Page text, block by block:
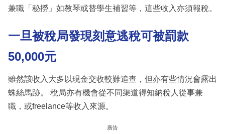
兼職「秘撈」如教琴或替學生補習等，這些收入亦須報稅。
一旦被稅局發現刻意逃稅可被罰款
50,000元
雖然該收入大多以現金交收較難追查，但亦有些情況會露出
蛛絲馬跡。 稅局亦有機會從不同渠道得知納稅人從事兼
職，或freelance等收入來源。
廣告